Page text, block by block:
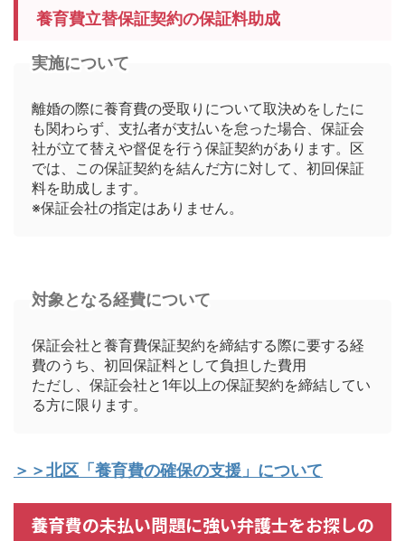
養育費立替保証契約の保証料助成
実施について
離婚の際に養育費の受取りについて取決めをしたに
も関わらず、支払者が支払いを怠った場合、保証会
社が立て替えや督促を行う保証契約があります。区
では、この保証契約を結んだ方に対して、初回保証
料を助成します。
※保証会社の指定はありません。
対象となる経費について
保証会社と養育費保証契約を締結する際に要する経
費のうち、初回保証料として負担した費用
ただし、保証会社と1年以上の保証契約を締結してい
る方に限ります。
＞＞北区「養育費の確保の支援」について
養育費の未払い問題に強い弁護士をお探しの